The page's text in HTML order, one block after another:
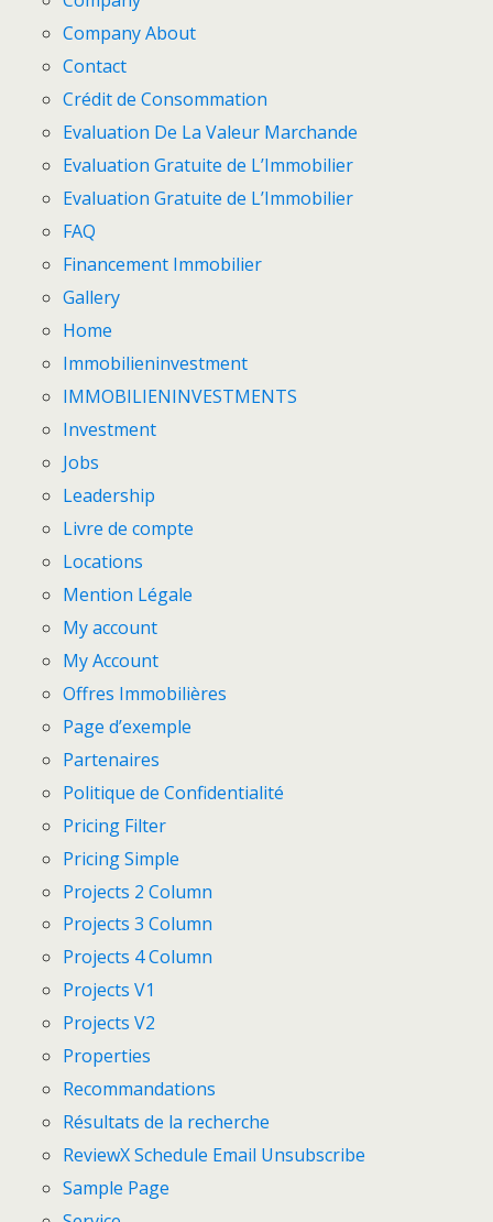
Company About
Contact
Crédit de Consommation
Evaluation De La Valeur Marchande
Evaluation Gratuite de L’Immobilier
Evaluation Gratuite de L’Immobilier
FAQ
Financement Immobilier
Gallery
Home
Immobilieninvestment
IMMOBILIENINVESTMENTS
Investment
Jobs
Leadership
Livre de compte
Locations
Mention Légale
My account
My Account
Offres Immobilières
Page d’exemple
Partenaires
Politique de Confidentialité
Pricing Filter
Pricing Simple
Projects 2 Column
Projects 3 Column
Projects 4 Column
Projects V1
Projects V2
Properties
Recommandations
Résultats de la recherche
ReviewX Schedule Email Unsubscribe
Sample Page